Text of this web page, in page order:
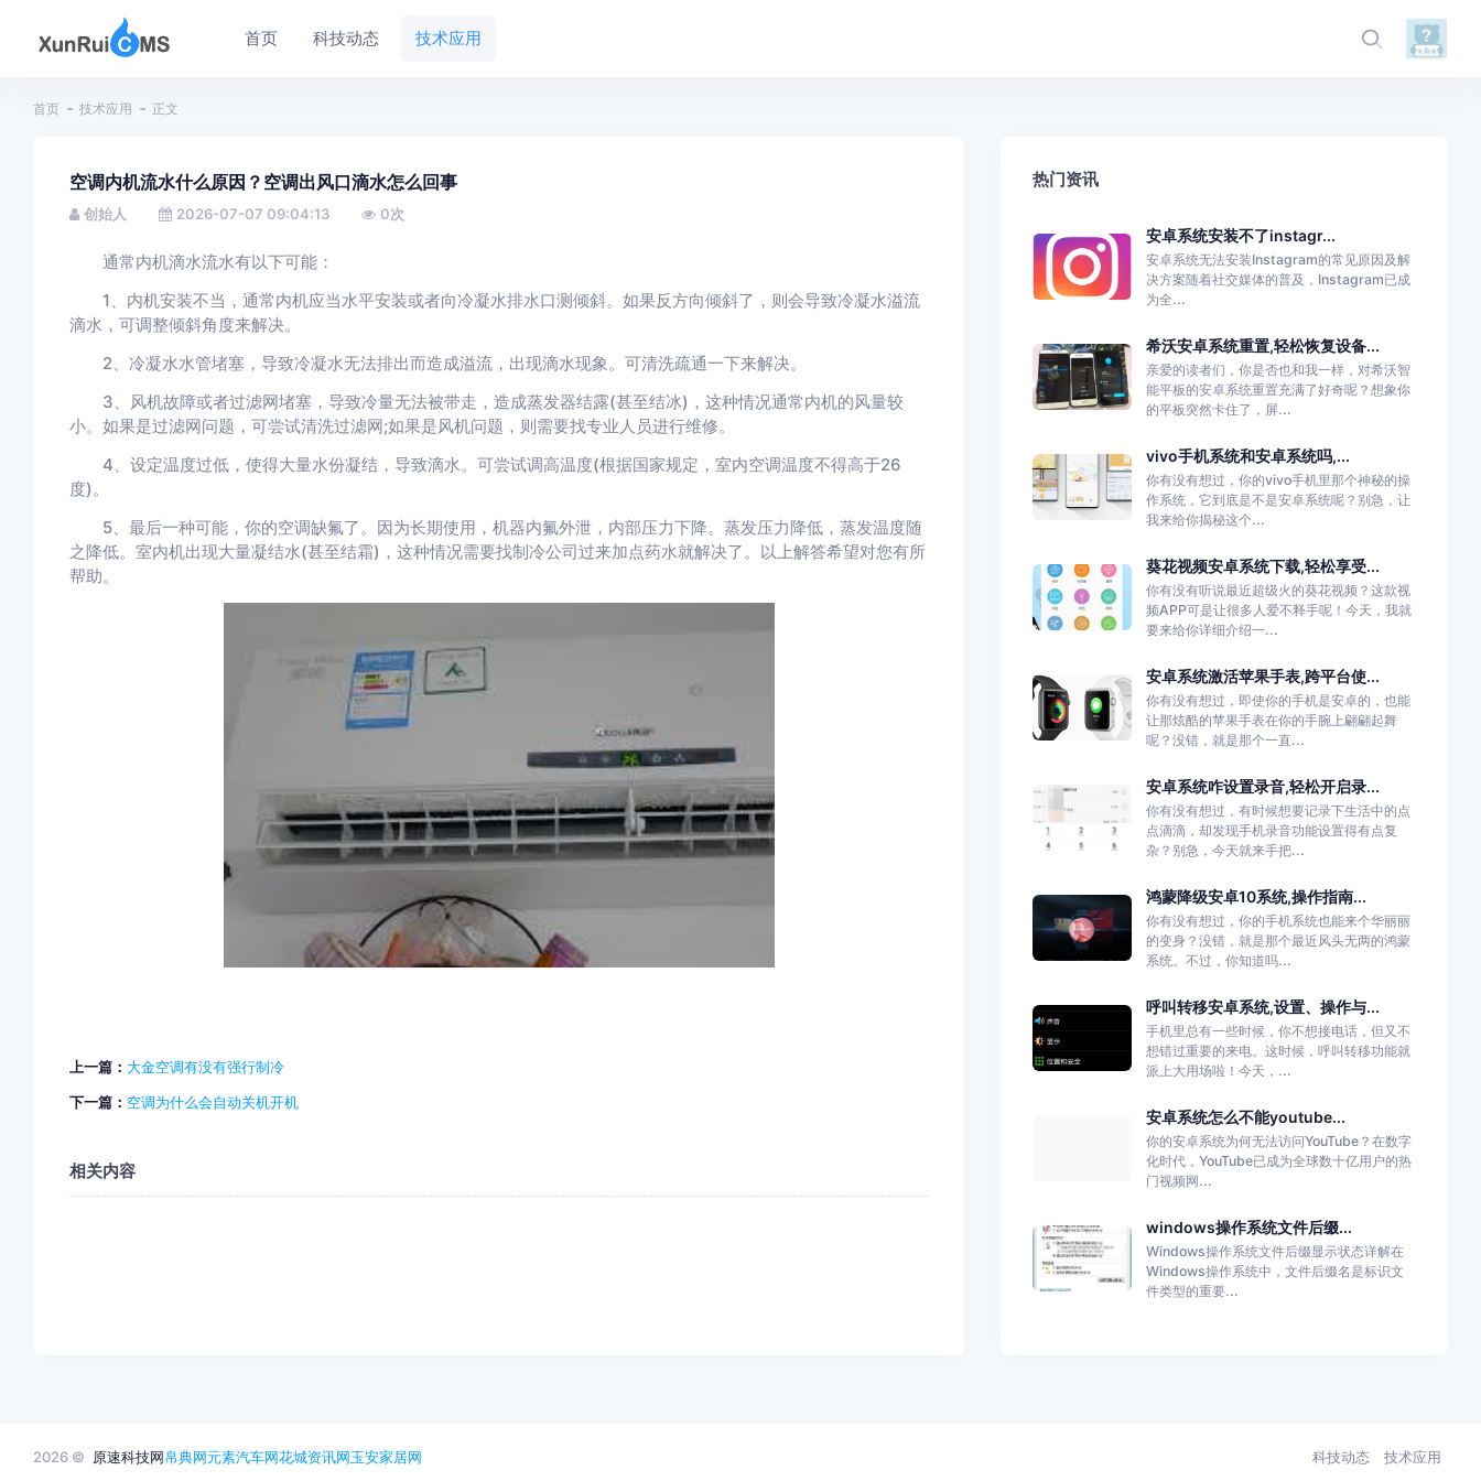
首页 科技动态 技术应用
首页 技术应用 正文
空调内机流水什么原因？空调出风口滴水怎么回事
创始人 2026-07-07 09:04:13 0次
通常内机滴水流水有以下可能：
1、内机安装不当，通常内机应当水平安装或者向冷凝水排水口测倾斜。如果反方向倾斜了，则会导致冷凝水溢流
滴水，可调整倾斜角度来解决。
2、冷凝水水管堵塞，导致冷凝水无法排出而造成溢流，出现滴水现象。可清洗疏通一下来解决。
3、风机故障或者过滤网堵塞，导致冷量无法被带走，造成蒸发器结露(甚至结冰)，这种情况通常内机的风量较
小。如果是过滤网问题，可尝试清洗过滤网;如果是风机问题，则需要找专业人员进行维修。
4、设定温度过低，使得大量水份凝结，导致滴水。可尝试调高温度(根据国家规定，室内空调温度不得高于26
度)。
5、最后一种可能，你的空调缺氟了。因为长期使用，机器内氟外泄，内部压力下降。蒸发压力降低，蒸发温度随
之降低。室内机出现大量凝结水(甚至结霜)，这种情况需要找制冷公司过来加点药水就解决了。以上解答希望对您有所
帮助。
上一篇： 大金空调有没有强行制冷
下一篇： 空调为什么会自动关机开机
相关内容
热门资讯
安卓系统安装不了instagr...
安卓系统无法安装Instagram的常见原因及解
决方案随着社交媒体的普及，Instagram已成
为全...
希沃安卓系统重置,轻松恢复设备...
亲爱的读者们，你是否也和我一样，对希沃智
能平板的安卓系统重置充满了好奇呢？想象你
的平板突然卡住了，屏...
vivo手机系统和安卓系统吗,...
你有没有想过，你的vivo手机里那个神秘的操
作系统，它到底是不是安卓系统呢？别急，让
我来给你揭秘这个...
葵花视频安卓系统下载,轻松享受...
你有没有听说最近超级火的葵花视频？这款视
频APP可是让很多人爱不释手呢！今天，我就
要来给你详细介绍一...
安卓系统激活苹果手表,跨平台使...
你有没有想过，即使你的手机是安卓的，也能
让那炫酷的苹果手表在你的手腕上翩翩起舞
呢？没错，就是那个一直...
安卓系统咋设置录音,轻松开启录...
你有没有想过，有时候想要记录下生活中的点
点滴滴，却发现手机录音功能设置得有点复
杂？别急，今天就来手把...
鸿蒙降级安卓10系统,操作指南...
你有没有想过，你的手机系统也能来个华丽丽
的变身？没错，就是那个最近风头无两的鸿蒙
系统。不过，你知道吗...
呼叫转移安卓系统,设置、操作与...
手机里总有一些时候，你不想接电话，但又不
想错过重要的来电。这时候，呼叫转移功能就
派上大用场啦！今天，...
安卓系统怎么不能youtube...
你的安卓系统为何无法访问YouTube？在数字
化时代，YouTube已成为全球数十亿用户的热
门视频网...
windows操作系统文件后缀...
Windows操作系统文件后缀显示状态详解在
Windows操作系统中，文件后缀名是标识文
件类型的重要...
2026 © 原速科技网帛典网元素汽车网花城资讯网玉安家居网 科技动态 技术应用